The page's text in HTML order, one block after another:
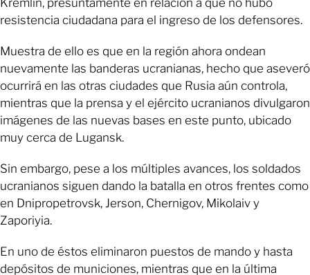
Kremlin, presuntamente en relación a que no hubo
resistencia ciudadana para el ingreso de los defensores.
Muestra de ello es que en la región ahora ondean
nuevamente las banderas ucranianas, hecho que aseveró
ocurrirá en las otras ciudades que Rusia aún controla,
mientras que la prensa y el ejército ucranianos divulgaron
imágenes de las nuevas bases en este punto, ubicado
muy cerca de Lugansk.
Sin embargo, pese a los múltiples avances, los soldados
ucranianos siguen dando la batalla en otros frentes como
en Dnipropetrovsk, Jerson, Chernigov, Mikolaiv y
Zaporiyia.
En uno de éstos eliminaron puestos de mando y hasta
depósitos de municiones, mientras que en la última